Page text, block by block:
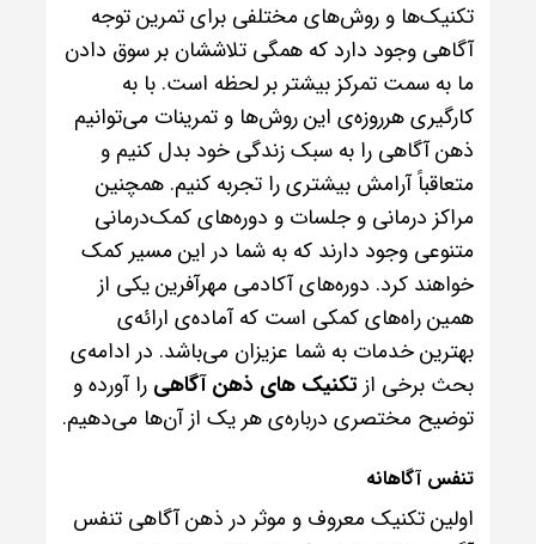
تکنیک‌ها و روش‌های مختلفی برای تمرین توجه
آگاهی وجود دارد که همگی تلاششان بر سوق دادن
ما به سمت تمرکز بیشتر بر لحظه است. با به
کارگیری هرروزه‌ی این روش‌ها و تمرینات می‌توانیم
ذهن آگاهی را به سبک زندگی خود بدل کنیم و
متعاقباً آرامش بیشتری را تجربه کنیم. همچنین
مراکز درمانی و جلسات و دوره‌های کمک‌درمانی
متنوعی وجود دارند که به شما در این مسیر کمک
خواهند کرد. دوره‌های آکادمی مهرآفرین یکی از
همین راه‌های کمکی‌ است که آماده‌ی ارائه‌ی
بهترین خدمات به شما عزیزان می‌باشد. در ادامه‌ی
بحث برخی از تکنیک‌ های ذهن آگاهی را آورده و
توضیح مختصری درباره‌ی هر یک از آن‌ها می‌دهیم.
تنفس آگاهانه
اولین تکنیک معروف و موثر در ذهن آگاهی تنفس